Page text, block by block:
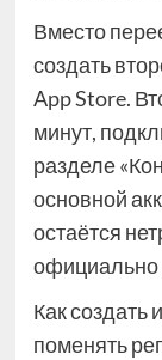
Вместо
создать
App Store.
минут,
разделе
основной
остаётся
официально
Как создать
поменять